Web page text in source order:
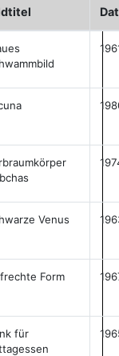
Venus
Form
für